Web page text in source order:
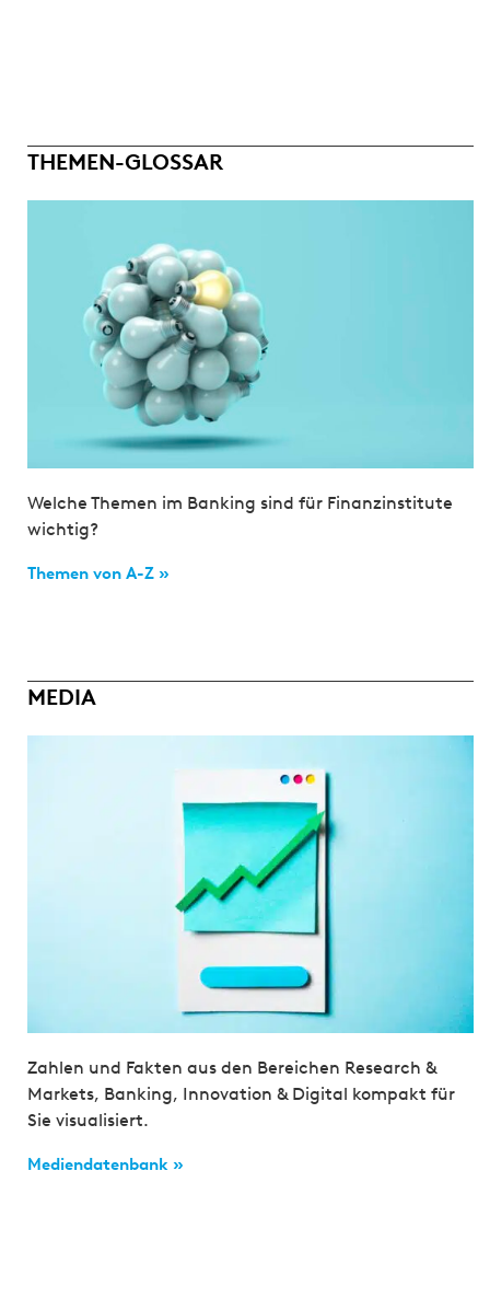
THEMEN-GLOSSAR
Welche Themen im Banking sind für Finanzinstitute
wichtig?
Themen von A-Z »
MEDIA
Zahlen und Fakten aus den Bereichen Research &
Markets, Banking, Innovation & Digital kompakt für
Sie visualisiert.
Mediendatenbank »